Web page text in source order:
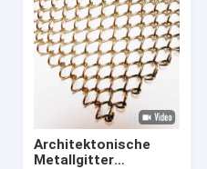
Architektonische
Metallgitter